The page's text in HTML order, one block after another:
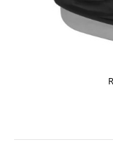
Detské ľadové